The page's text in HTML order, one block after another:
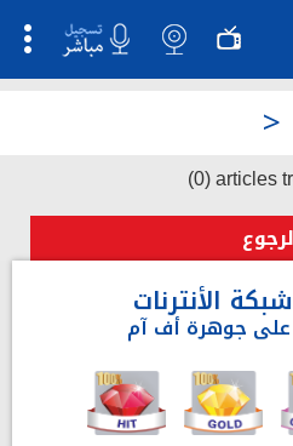
>
(0) articles
الأنترنات
على جوهرة أف آم